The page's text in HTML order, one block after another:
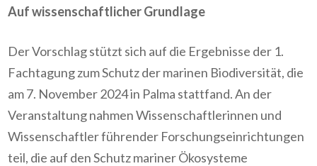
Auf wissenschaftlicher Grundlage
Der Vorschlag stützt sich auf die Ergebnisse der 1.
Fachtagung zum Schutz der marinen Biodiversität, die
am 7. November 2024 in Palma stattfand. An der
Veranstaltung nahmen Wissenschaftlerinnen und
Wissenschaftler führender Forschungseinrichtungen
teil, die auf den Schutz mariner Ökosysteme